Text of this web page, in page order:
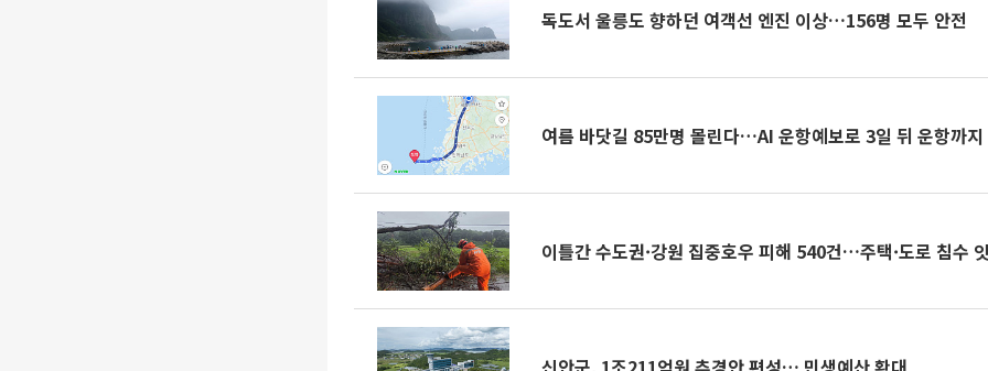
독도서 울릉도 향하던 여객선 엔진 이상…156명 모두 안전
여름 바닷길 85만명 몰린다…AI 운항예보로 3일 뒤 운항까지
이틀간 수도권·강원 집중호우 피해 540건…주택·도로 침수